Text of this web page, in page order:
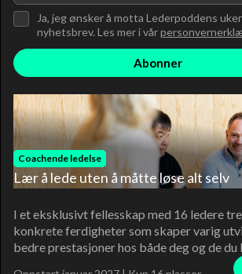
Ja, jeg ønsker å motta Lederpoddens
nyhetsbrev. Les mer i vår
Coachende ledelse
Lær å lede uten å måtte løse alt selv
I et eksklusivt fellesskap med 16 ledere
konkrete ferdigheter som skaper varig
bedre prestasjoner hos både deg og de du